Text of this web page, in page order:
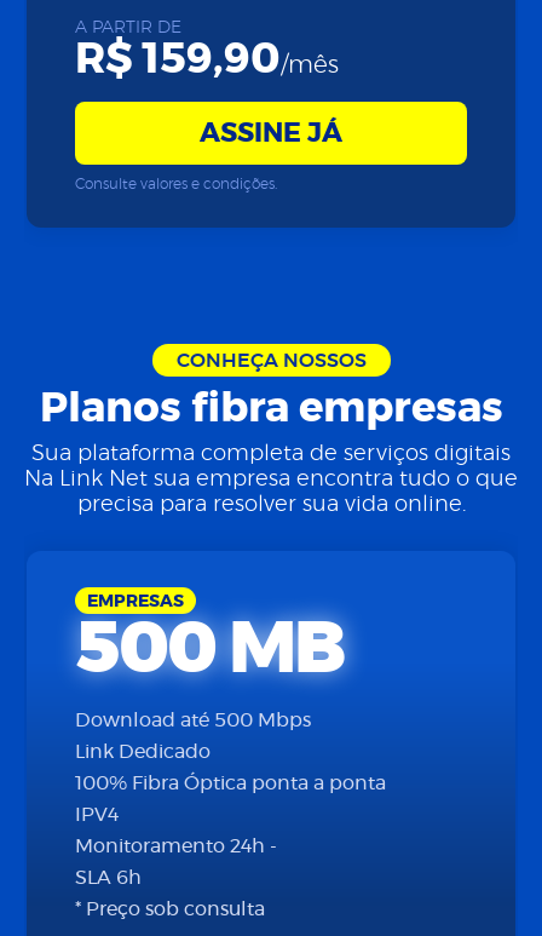
A PARTIR DE
R$ 159,90/mês
ASSINE JÁ
Consulte valores e condições.
CONHEÇA NOSSOS
Planos fibra empresas
Sua plataforma completa de serviços digitais
Na Link Net sua empresa encontra tudo o que
precisa para resolver sua vida online.
EMPRESAS
500 MB
Download até 500 Mbps
Link Dedicado
100% Fibra Óptica ponta a ponta
IPV4
Monitoramento 24h -
SLA 6h
* Preço sob consulta